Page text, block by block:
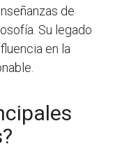
de
Su legado
en la